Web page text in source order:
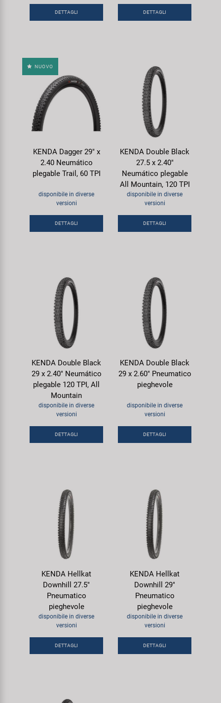
DETTAGLI DETTAGLI
NUOVO
KENDA Dagger 29" x
2.40 Neumático
plegable Trail, 60 TPI
disponibile in diverse
versioni
DETTAGLI
KENDA Double Black
27.5 x 2.40"
Neumático plegable
All Mountain, 120 TPI
disponibile in diverse
versioni
DETTAGLI
KENDA Double Black
29 x 2.40" Neumático
plegable 120 TPI, All
Mountain
disponibile in diverse
versioni
DETTAGLI
KENDA Double Black
29 x 2.60" Pneumatico
pieghevole
disponibile in diverse
versioni
DETTAGLI
KENDA Hellkat
Downhill 27.5"
Pneumatico
pieghevole
disponibile in diverse
versioni
DETTAGLI
KENDA Hellkat
Downhill 29"
Pneumatico
pieghevole
disponibile in diverse
versioni
DETTAGLI